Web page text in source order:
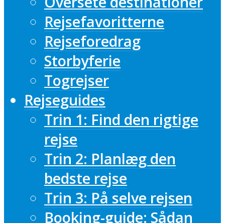
Rejsefavoritterne
Rejseforedrag
Storbyferie
Togrejser
Rejseguides
Trin 1: Find den rigtige
rejse
Trin 2: Planlæg den
bedste rejse
Trin 3: På selve rejsen
Booking-guide: Sådan